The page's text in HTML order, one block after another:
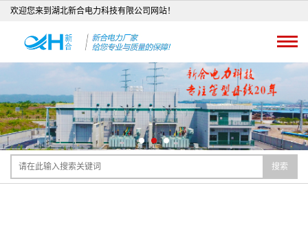
欢迎您来到湖北新合电力科技有限公司网站！
搜索